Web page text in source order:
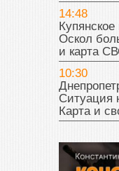
14:48
Оскол
и карта
10:30
Ситуация
Карта и